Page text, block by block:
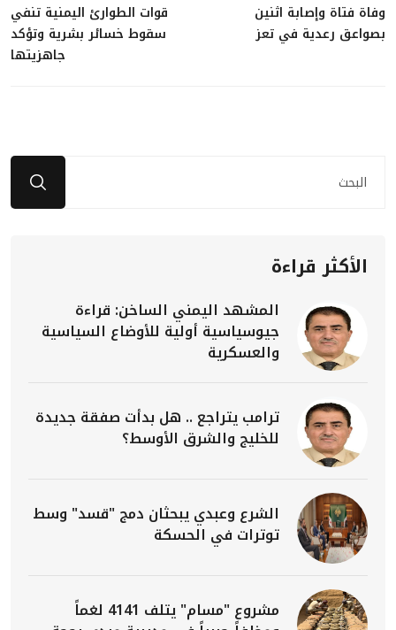
وفاة فتاة وإصابة اثنين
بصواعق رعدية في تعز
قوات الطوارئ اليمنية تنفي
سقوط خسائر بشرية وتؤكد
جاهزيتها
الأكثر قراءة
المشهد اليمني الساخن: قراءة
جيوسياسية أولية للأوضاع السياسية
والعسكرية
ترامب يتراجع .. هل بدأت صفقة جديدة
للخليج والشرق الأوسط؟
الشرع وعبدي يبحثان دمج "قسد" وسط
توترات في الحسكة
مشروع "مسام" يتلف 4141 لغماً